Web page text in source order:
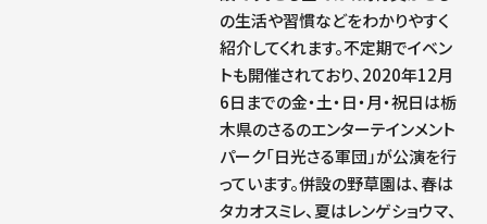
の生活や習慣などをわかりやすく
紹介してくれます。不定期でイベン
トも開催されており、2020年12月
6日までの金・土・日・月・祝日は栃
木県のさるのエンターテインメント
パーク「日光さる軍団」が公演を行
っています。併設の野草園は、春は
タカオスミレ、夏はレンゲショウマ、